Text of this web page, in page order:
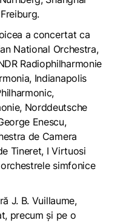
a concertat ca
National Orchestra,
Radiophilharmonie
Indianapolis
Norddeutsche
Enescu,
de Camera
Tineret, I Virtuosi
simfonice
J. B. Vuillaume,
precum și pe o